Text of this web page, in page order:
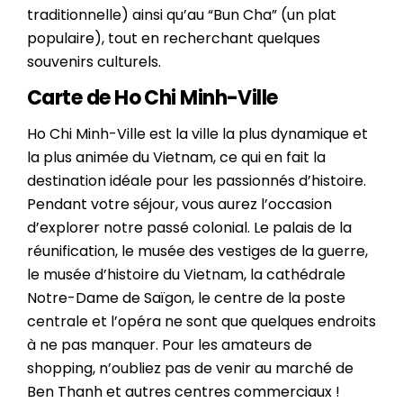
traditionnelle) ainsi qu’au “Bun Cha” (un plat
populaire), tout en recherchant quelques
souvenirs culturels.
Carte de Ho Chi Minh-Ville
Ho Chi Minh-Ville est la ville la plus dynamique et
la plus animée du Vietnam, ce qui en fait la
destination idéale pour les passionnés d’histoire.
Pendant votre séjour, vous aurez l’occasion
d’explorer notre passé colonial. Le palais de la
réunification, le musée des vestiges de la guerre,
le musée d’histoire du Vietnam, la cathédrale
Notre-Dame de Saïgon, le centre de la poste
centrale et l’opéra ne sont que quelques endroits
à ne pas manquer. Pour les amateurs de
shopping, n’oubliez pas de venir au marché de
Ben Thanh et autres centres commerciaux !